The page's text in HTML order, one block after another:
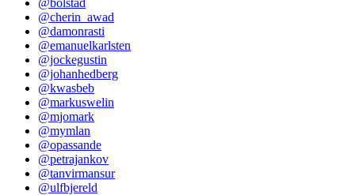
@cherin_awad
@damonrasti
@emanuelkarlsten
@jockegustin
@johanhedberg
@kwasbeb
@markuswelin
@mjomark
@mymlan
@opassande
@petrajankov
@tanvirmansur
@ulfbjereld